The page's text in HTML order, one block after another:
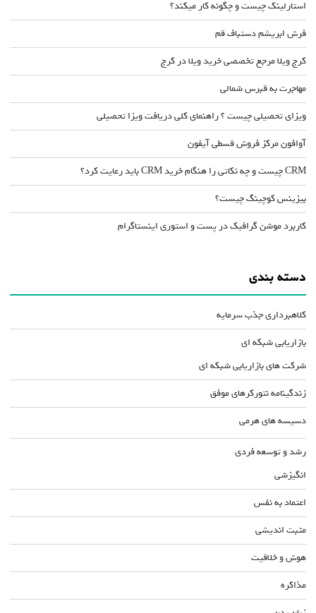
استارلینک چیست و چگونه کار میکند؟
فرش ابریشم دستباف قم
کرج ویلا مرجع تخصصی خرید ویلا در کرج
مهاجرت به قبرس شمالی
ویزای تحصیلی چیست ؟ راهنمای کلی دریافت ویزا تحصیلی
آوافون مرکز فروش قسطی آیفون
CRM چیست و چه نکاتی را هنگام خرید CRM باید رعایت کرد؟
بیزینس کوچینگ چیست؟
کاربرد موشن گرافیک در پست و استوری اینستاگرام
دسته بندی
کلاهبرداری جذب سرمایه
بازاریابی شبکه ای
شرکت های بازاریابی شبکه ای
زندگینامه نتورکرهای موفق
دسیسه های هرمی
رشد و توسعه فردی
انگیزشی
اعتماد به نفس
مثبت اندیشی
هوش و خلاقیت
مذاکره